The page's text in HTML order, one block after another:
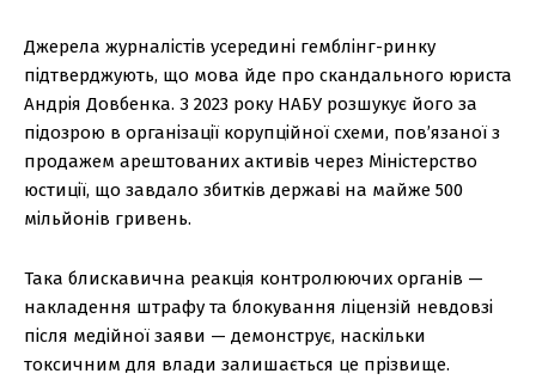
Джерела журналістів усередині гемблінг-ринку
підтверджують, що мова йде про скандального юриста
Андрія Довбенка. З 2023 року НАБУ розшукує його за
підозрою в організації корупційної схеми, пов’язаної з
продажем арештованих активів через Міністерство
юстиції, що завдало збитків державі на майже 500
мільйонів гривень.
Така блискавична реакція контролюючих органів —
накладення штрафу та блокування ліцензій невдовзі
після медійної заяви — демонструє, наскільки
токсичним для влади залишається це прізвище.